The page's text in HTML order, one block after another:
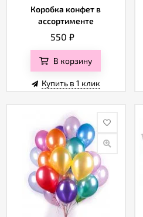
Коробка конфет в
ассортименте
550 ₽
В корзину
Купить в 1 клик